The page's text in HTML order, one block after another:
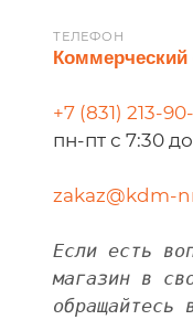
ТЕЛЕФОН
+7 (831) 213-
пн-пт с 7:30
zakaz@kdm-
Если есть
магазин в
обращайтесь